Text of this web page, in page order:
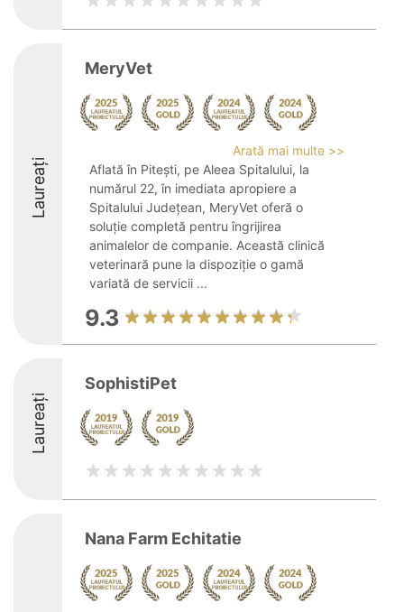
Laureați
MeryVet
Arată mai multe >>
Aflată în Pitești, pe Aleea Spitalului, la
numărul 22, în imediata apropiere a
Spitalului Județean, MeryVet oferă o
soluție completă pentru îngrijirea
animalelor de companie. Această clinică
veterinară pune la dispoziție o gamă
variată de servicii ...
9.3
Laureați
SophistiPet
Nana Farm Echitatie